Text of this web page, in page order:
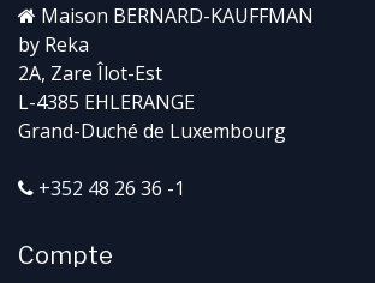
Maison BERNARD-KAUFFMAN
by Reka
2A, Zare Îlot-Est
L-4385 EHLERANGE
Grand-Duché de Luxembourg
+352 48 26 36 -1
Compte